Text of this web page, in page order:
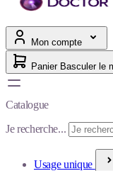
Mon compte
Panier
Catalogue
Je recherche...
Usage unique